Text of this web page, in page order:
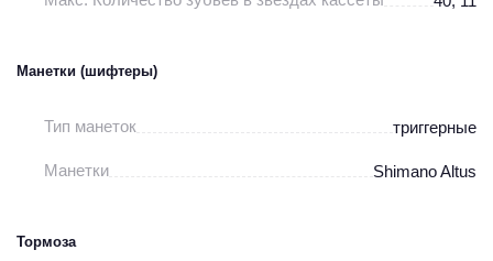
Манетки (шифтеры)
Тип манеток триггерные
Манетки Shimano Altus
Тормоза